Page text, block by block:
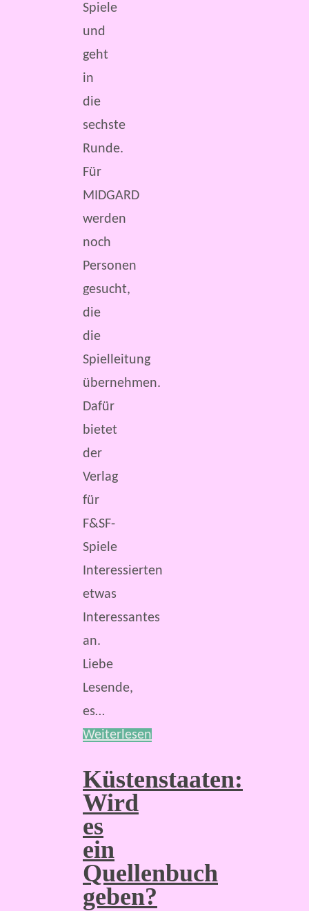
Spiele
und
geht
in
die
sechste
Runde.
Für
MIDGARD
werden
noch
Personen
gesucht,
die
die
Spielleitung
übernehmen.
Dafür
bietet
der
Verlag
für
F&SF-
Spiele
Interessierten
etwas
Interessantes
an.
Liebe
Lesende,
es…
Weiterlesen
Küstenstaaten:
Wird
es
ein
Quellenbuch
geben?